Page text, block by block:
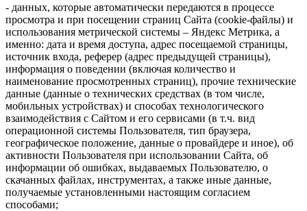
- данных, которые автоматически передаются в процессе
просмотра и при посещении страниц Сайта (cookie-файлы) и
использования метрической системы – Яндекс Метрика, а
именно: дата и время доступа, адрес посещаемой страницы,
источник входа, реферер (адрес предыдущей страницы),
информация о поведении (включая количество и
наименование просмотренных страниц), прочие технические
данные (данные о технических средствах (в том числе,
мобильных устройствах) и способах технологического
взаимодействия с Сайтом и его сервисами (в т.ч. вид
операционной системы Пользователя, тип браузера,
географическое положение, данные о провайдере и иное), об
активности Пользователя при использовании Сайта, об
информации об ошибках, выдаваемых Пользователю, о
скачанных файлах, инструментах, а также иные данные,
получаемые установленными настоящим согласием
способами;